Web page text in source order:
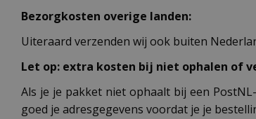
Bezorgkosten overige landen:
Uiteraard verzenden wij ook buiten
Let op: extra kosten bij niet ophalen of
Als je je pakket niet ophaalt bij een
goed je adresgegevens voordat je je